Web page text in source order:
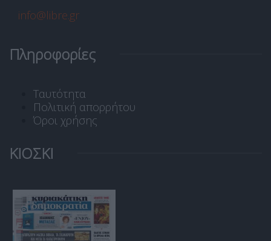
info@libre.gr
Πληροφορίες
Ταυτότητα
Πολιτική απορρήτου
Όροι χρήσης
ΚΙΟΣΚΙ